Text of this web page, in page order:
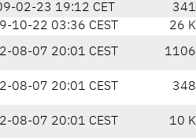
02-23 19:12 CET
10-22 03:36 CEST
26
08-07 20:01 CEST
08-07 20:01 CEST
08-07 20:01 CEST 10